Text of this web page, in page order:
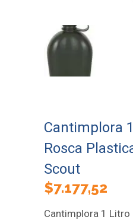
Cantimplora
Rosca
Scout
$7.177,52
Cantimplora 1 Litro